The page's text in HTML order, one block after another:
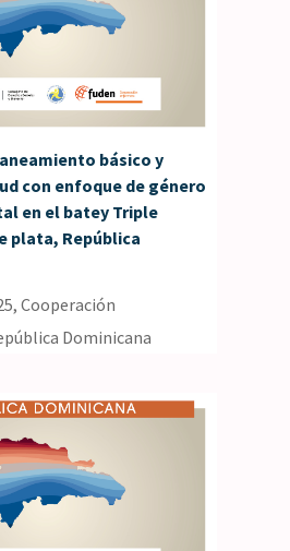
básico y
con enfoque de género
en el batey Triple
plata, República
,Cooperación
Dominicana